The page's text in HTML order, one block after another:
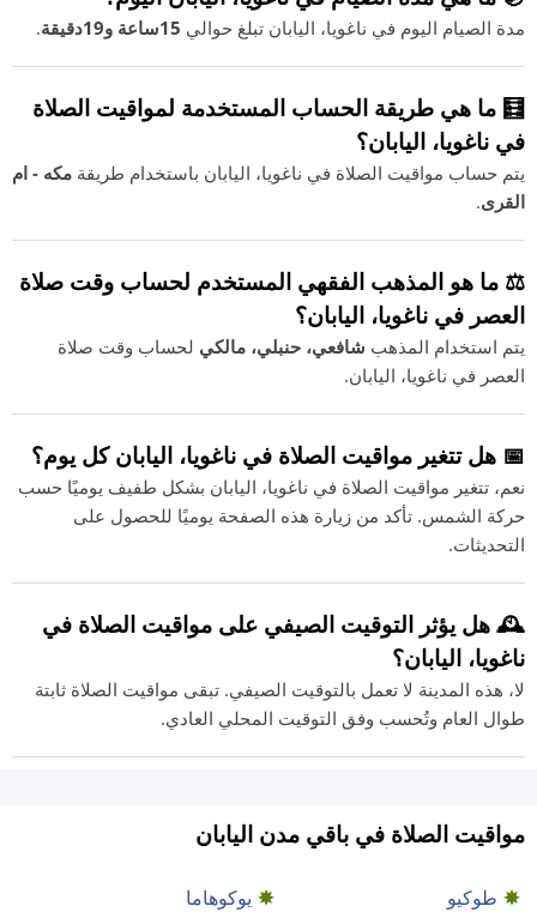
مدة الصيام اليوم في ناغويا، اليابان تبلغ حوالي 15ساعة و19دقيقة .
🧮 ما هي طريقة الحساب المستخدمة لمواقيت الصلاة
في ناغويا، اليابان؟
يتم حساب مواقيت الصلاة في ناغويا، اليابان باستخدام طريقة مكه - ام
القرى.
⚖️ ما هو المذهب الفقهي المستخدم لحساب وقت صلاة
العصر في ناغويا، اليابان؟
يتم استخدام المذهب شافعي، حنبلي، مالكي لحساب وقت صلاة
العصر في ناغويا، اليابان.
📅 هل تتغير مواقيت الصلاة في ناغويا، اليابان كل يوم؟
نعم، تتغير مواقيت الصلاة في ناغويا، اليابان بشكل طفيف يوميًا حسب
حركة الشمس. تأكد من زيارة هذه الصفحة يوميًا للحصول على
التحديثات.
🕰️ هل يؤثر التوقيت الصيفي على مواقيت الصلاة في
ناغويا، اليابان؟
لا، هذه المدينة لا تعمل بالتوقيت الصيفي. تبقى مواقيت الصلاة ثابتة
طوال العام وتُحسب وفق التوقيت المحلي العادي.
مواقيت الصلاة في باقي مدن اليابان
طوكيو
يوكوهاما